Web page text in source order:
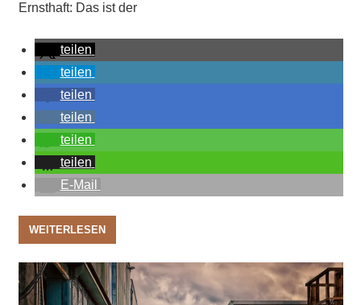
Ernsthaft: Das ist der
teilen
teilen
teilen
teilen
teilen
teilen
E-Mail
WEITERLESEN